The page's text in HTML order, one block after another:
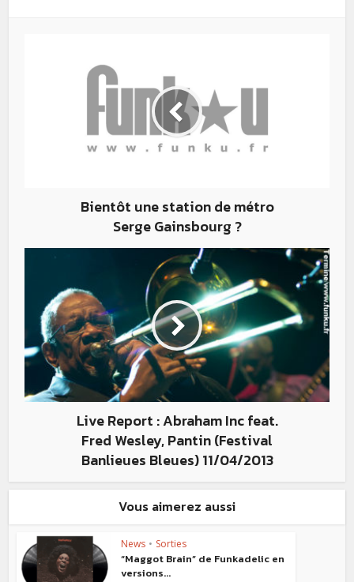
Bientôt une station de métro
Serge Gainsbourg ?
Live Report : Abraham Inc feat.
Fred Wesley, Pantin (Festival
Banlieues Bleues) 11/04/2013
Vous aimerez aussi
News • Sorties
“Maggot Brain” de Funkadelic en
versions...